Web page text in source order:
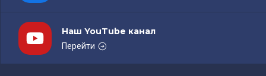
Наш YouTube канал
Перейти